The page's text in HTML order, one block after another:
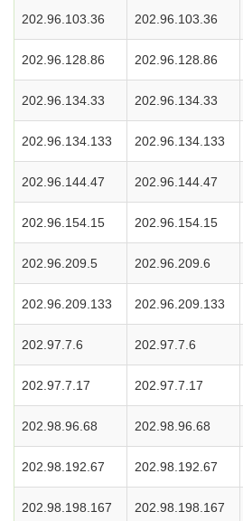
202.96.103.36 202.96.103.36
202.96.128.86 202.96.128.86
202.96.134.33 202.96.134.33
202.96.134.133 202.96.134.133
202.96.144.47 202.96.144.47
202.96.154.15 202.96.154.15
202.96.209.5 202.96.209.6
202.96.209.133 202.96.209.133
202.97.7.6 202.97.7.6
202.97.7.17 202.97.7.17
202.98.96.68 202.98.96.68
202.98.192.67 202.98.192.67
202.98.198.167 202.98.198.167